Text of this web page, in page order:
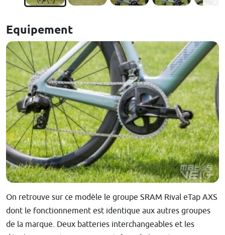
Equipement
On retrouve sur ce modèle le groupe SRAM Rival eTap AXS
dont le fonctionnement est identique aux autres groupes
de la marque. Deux batteries interchangeables et les